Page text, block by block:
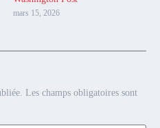
mars 15, 2026
Les champs obligatoires sont